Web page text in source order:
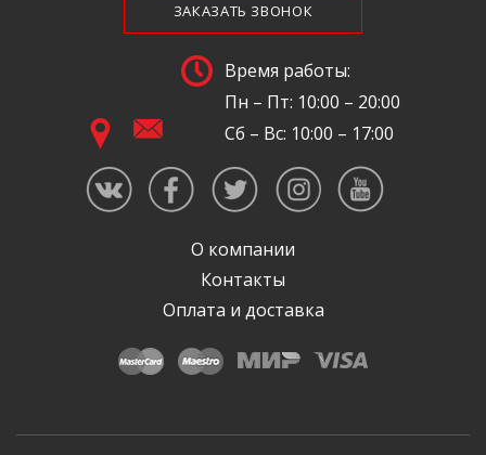
ЗАКАЗАТЬ ЗВОНОК
Время работы:
Пн – Пт: 10:00 – 20:00
Сб – Вс: 10:00 – 17:00
О компании
Контакты
Оплата и доставка